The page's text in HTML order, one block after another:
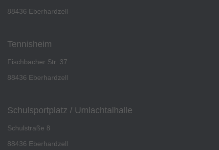
88436 Eberhardzell
Tennisheim
Fischbacher Str. 37
88436 Eberhardzell
Schulsportplatz / Umlachtalhalle
Schulstraße 8
88436 Eberhardzell